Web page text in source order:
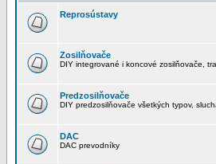
Reprosústavy
Zosilňovače
DIY integrované i koncové zosilňovače,
Predzosilňovače
DIY predzosilňovače všetkých typov,
DAC
DAC prevodníky